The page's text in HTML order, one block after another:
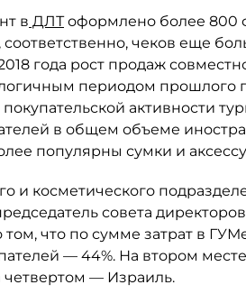
в ДЛТоформлено более 800
соответственно, чеков еще
года рост продаж
периодом прошлого
покупательской активности
в общем объеме
популярны сумки и
и косметического
совета
что по сумме затрат в
— 44%. На втором
— Израиль.